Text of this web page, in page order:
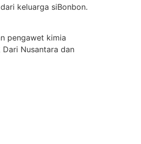
keluarga siBonbon.
pengawet kimia
Nusantara dan